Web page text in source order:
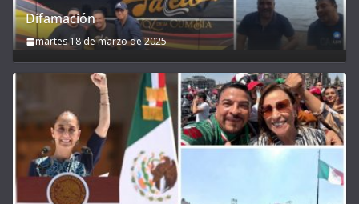
Difamación
martes 18 de marzo de 2025